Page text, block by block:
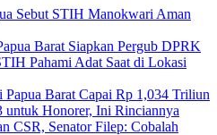
Sebut STIH Manokwari Aman
Barat Siapkan Pergub DPRK
Pahami Adat Saat di Lokasi
Papua Barat Capai Rp 1,034 Triliun
untuk Honorer, Ini Rinciannya
CSR, Senator Filep: Cobalah